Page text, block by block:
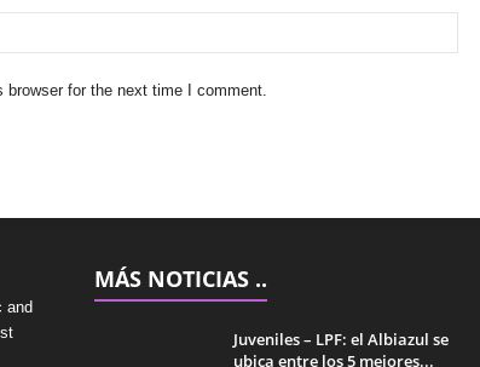
for the next time I comment.
and
MÁS NOTICIAS ..
Juveniles – LPF: el Albiazul se
ubica entre los 5 mejores...